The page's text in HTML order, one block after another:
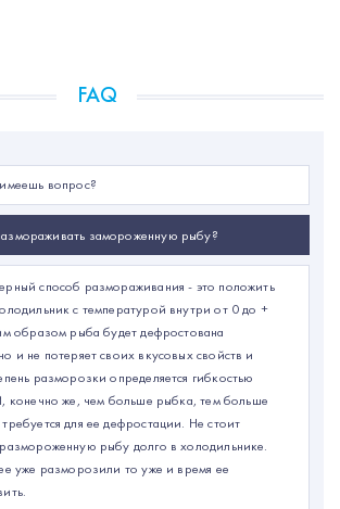
FAQ
вопрос?
замороженную рыбу?
способ размораживания - это положить
с температурой внутри от 0 до +
образом рыба будет дефростована
и не потеряет своих вкусовых свойств и
разморозки определяется гибкостью
конечно же, чем больше рыбка, тем больше
для ее дефростации. Не стоит
рыбу долго в холодильнике.
уже разморозили то уже и время ее